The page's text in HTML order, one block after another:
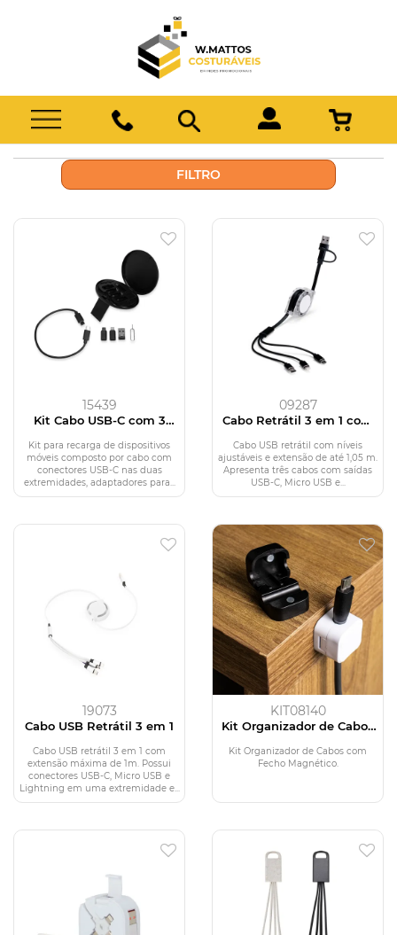
FILTRO
15439
Kit Cabo USB-C com 3
Kit para recarga de dispositivos
móveis composto por cabo com
conectores USB-C nas duas
extremidades, adaptadores para...
09287
Cabo Retrátil 3 em 1 com
Cabo USB retrátil com níveis
ajustáveis e extensão de até 1,05 m.
Apresenta três cabos com saídas
USB-C, Micro USB e...
19073
Cabo USB Retrátil 3 em 1
Cabo USB retrátil 3 em 1 com
extensão máxima de 1m. Possui
conectores USB-C, Micro USB e
Lightning em uma extremidade e...
KIT08140
Kit Organizador de Cabos
Kit Organizador de Cabos com
Fecho Magnético.